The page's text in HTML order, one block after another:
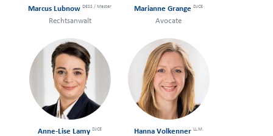
Marcus LubnowDESS / Master
Rechtsanwalt
Marianne GrangeDJCE
Avocate
Anne-Lise LamyDJCE Hanna Volkenner LL.M.